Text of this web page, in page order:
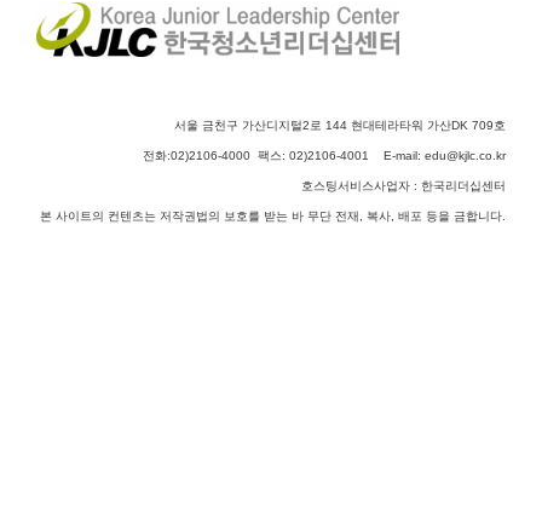
서울 금천구 가산디지털2로 144 현대테라타워 가산DK 709호
전화:02)2106-4000 팩스: 02)2106-4001 E-mail: edu@kjlc.co.kr
호스팅서비스사업자 : 한국리더십센터
본 사이트의 컨텐츠는 저작권법의 보호를 받는 바 무단 전재, 복사, 배포 등을 금합니다.